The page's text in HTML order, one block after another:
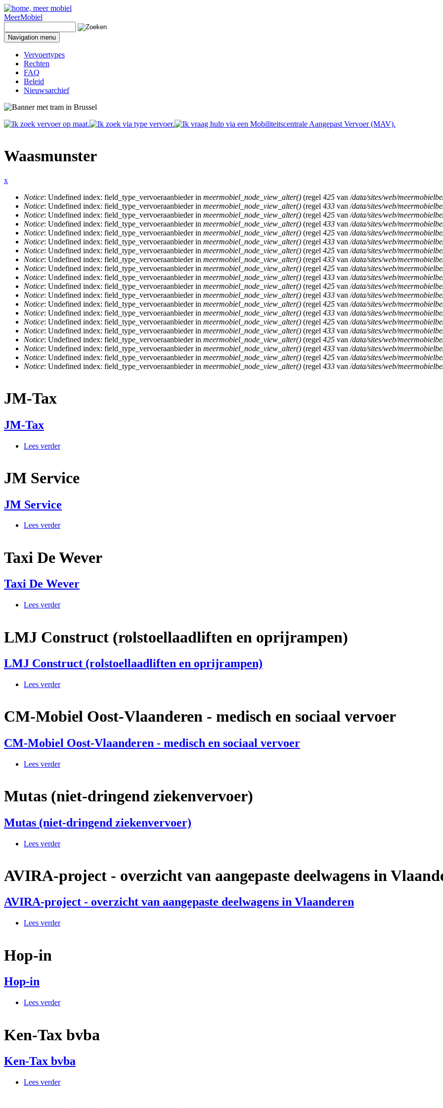
Naar inhoud
MeerMobiel
Zoekveld
Navigation menu
Vervoertypes
Rechten
FAQ
Beleid
Nieuwsarchief
Waasmunster
x
Foutmelding
Notice: Undefined index: field_type_vervoeraanbieder in meermobiel_node_view_alter() (regel 425 van /data/sites/web/
Notice: Undefined index: field_type_vervoeraanbieder in meermobiel_node_view_alter() (regel 433 van /data/sites/web/
Notice: Undefined index: field_type_vervoeraanbieder in meermobiel_node_view_alter() (regel 425 van /data/sites/web/
Notice: Undefined index: field_type_vervoeraanbieder in meermobiel_node_view_alter() (regel 433 van /data/sites/web/
Notice: Undefined index: field_type_vervoeraanbieder in meermobiel_node_view_alter() (regel 425 van /data/sites/web/
Notice: Undefined index: field_type_vervoeraanbieder in meermobiel_node_view_alter() (regel 433 van /data/sites/web/
Notice: Undefined index: field_type_vervoeraanbieder in meermobiel_node_view_alter() (regel 425 van /data/sites/web/
Notice: Undefined index: field_type_vervoeraanbieder in meermobiel_node_view_alter() (regel 433 van /data/sites/web/
Notice: Undefined index: field_type_vervoeraanbieder in meermobiel_node_view_alter() (regel 425 van /data/sites/web/
Notice: Undefined index: field_type_vervoeraanbieder in meermobiel_node_view_alter() (regel 433 van /data/sites/web/
Notice: Undefined index: field_type_vervoeraanbieder in meermobiel_node_view_alter() (regel 425 van /data/sites/web/
Notice: Undefined index: field_type_vervoeraanbieder in meermobiel_node_view_alter() (regel 433 van /data/sites/web/
Notice: Undefined index: field_type_vervoeraanbieder in meermobiel_node_view_alter() (regel 425 van /data/sites/web/
Notice: Undefined index: field_type_vervoeraanbieder in meermobiel_node_view_alter() (regel 433 van /data/sites/web/
Notice: Undefined index: field_type_vervoeraanbieder in meermobiel_node_view_alter() (regel 425 van /data/sites/web/
Notice: Undefined index: field_type_vervoeraanbieder in meermobiel_node_view_alter() (regel 433 van /data/sites/web/
Notice: Undefined index: field_type_vervoeraanbieder in meermobiel_node_view_alter() (regel 425 van /data/sites/web/
Notice: Undefined index: field_type_vervoeraanbieder in meermobiel_node_view_alter() (regel 433 van /data/sites/web/
Notice: Undefined index: field_type_vervoeraanbieder in meermobiel_node_view_alter() (regel 425 van /data/sites/web/
Notice: Undefined index: field_type_vervoeraanbieder in meermobiel_node_view_alter() (regel 433 van /data/sites/web/
JM-Tax
JM-Tax
Lees verderover JM-Tax
JM Service
JM Service
Lees verderover JM Service
Taxi De Wever
Taxi De Wever
Lees verderover Taxi De Wever
LMJ Construct (rolstoellaadliften en oprijrampen)
LMJ Construct (rolstoellaadliften en oprijrampen)
Lees verderover LMJ Construct (rolstoellaadliften en oprijrampen)
CM-Mobiel Oost-Vlaanderen - medisch en sociaal vervoer
CM-Mobiel Oost-Vlaanderen - medisch en sociaal vervoer
Lees verderover CM-Mobiel Oost-Vlaanderen - medisch en sociaal vervoer
Mutas (niet-dringend ziekenvervoer)
Mutas (niet-dringend ziekenvervoer)
Lees verderover Mutas (niet-dringend ziekenvervoer)
AVIRA-project - overzicht van aangepaste deelwagens in
AVIRA-project - overzicht van aangepaste deelwagens in Vlaanderen
Lees verderover AVIRA-project - overzicht van aangepaste deelwagens in Vlaanderen
Hop-in
Hop-in
Lees verderover Hop-in
Ken-Tax bvba
Ken-Tax bvba
Lees verderover Ken-Tax bvba